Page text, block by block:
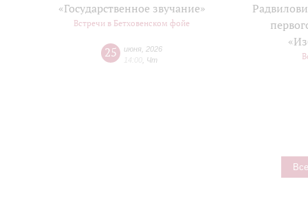
«Государственное звучание»
Встречи в Бетховенском фойе
25 июня 2026
14:00 Чт